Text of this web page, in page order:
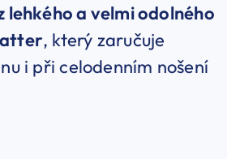
lehkého a velmi odolného
, který zaručuje
i při celodenním nošení